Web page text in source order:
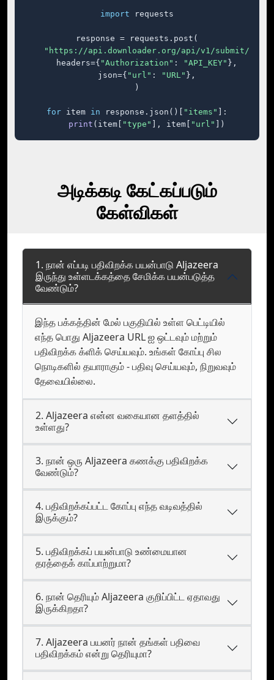
import requests
response = requests.post(
"https://api.downloader.org/api/v1/submit/"
    headers={
"Authorization" : "API_KEY" },
    json={
"url" : "URL" },
)
for item in response.json()[ "items"
]:
print (item[ "type" ], item[ "url" ])
அடிக்கடி கேட்கப்படும்
கேள்விகள்
1. நான் எப்படி பதிவிறக்க பயன்பாடு Aljazeera
இருந்து உள்ளடக்கத்தை சேமிக்க பயன்படுத்த
வேண்டும்?
இந்த பக்கத்தின் மேல் பகுதியில் உள்ள பெட்டியில்
எந்த பொது Aljazeera URL ஐ ஒட்டவும் மற்றும்
பதிவிறக்க க்ளிக் செய்யவும். உங்கள் கோப்பு சில
நொடிகளில் தயாராகும் - பதிவு செய்யவும், நிறுவவும்
தேவையில்லை.
2. Aljazeera என்ன வகையான தளத்தில்
உள்ளது?
3. நான் ஒரு Aljazeera கணக்கு பதிவிறக்க
வேண்டும்?
4. பதிவிறக்கப்பட்ட கோப்பு எந்த வடிவத்தில்
இருக்கும்?
5. பதிவிறக்கப் பயன்பாடு உண்மையான
தரத்தைக் காப்பாற்றுமா?
6. நான் தெரியும் Aljazeera குறிப்பிட்ட ஏதாவது
இருக்கிறதா?
7. Aljazeera பயனர் நான் தங்கள் பதிவை
பதிவிறக்கம் என்று தெரியுமா?